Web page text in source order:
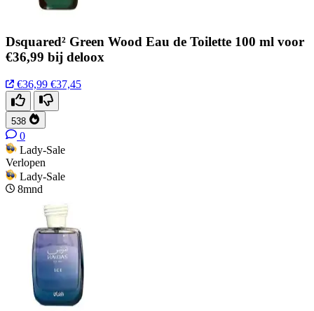
Dsquared² Green Wood Eau de Toilette 100 ml voor
€36,99 bij deloox
€36,99 €37,45
538
0
Lady-Sale
Verlopen
Lady-Sale
8mnd